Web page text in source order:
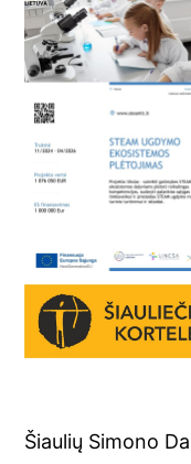
Šiaulių Simono